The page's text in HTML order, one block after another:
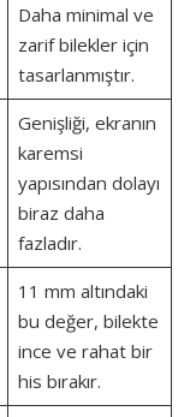
Daha minimal ve
zarif bilekler için
tasarlanmıştır.
Genişliği, ekranın
karemsi
yapısından dolayı
biraz daha
fazladır.
11 mm altındaki
bu değer, bilekte
ince ve rahat bir
his bırakır.